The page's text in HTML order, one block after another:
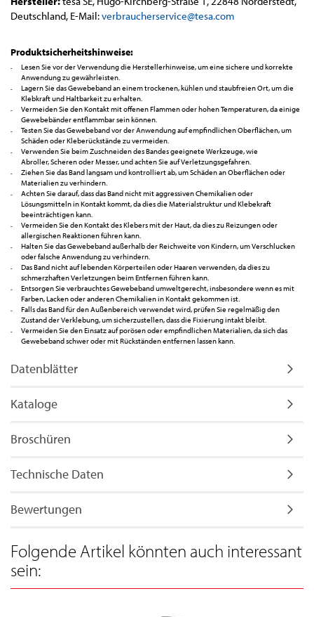
Deutschland, E-Mail:verbraucherservice@tesa.com
Produktsicherheitshinweise:
Lesen Sie vor der Verwendung die Herstellerhinweise, um eine sichere und korrekte
Anwendung zu gewährleisten.
Lagern Sie das Gewebeband an einem trockenen, kühlen und staubfreien Ort, um die
Klebkraft und Haltbarkeit zu erhalten.
Vermeiden Sie den Kontakt mit offenen Flammen oder hohen Temperaturen, da einige
Gewebebänder entflammbar sein können.
Testen Sie das Gewebeband vor der Anwendung auf empfindlichen Oberflächen, um
Schäden oder Kleberückstände zu vermeiden.
Verwenden Sie beim Zuschneiden des Bandes geeignete Werkzeuge, wie
Abroller, Scheren oder Messer, und achten Sie auf Verletzungsgefahren.
Ziehen Sie das Band langsam und kontrolliert ab, um Schäden an Oberflächen oder
Materialien zu verhindern.
Achten Sie darauf, dass das Band nicht mit aggressiven Chemikalien oder
Lösungsmitteln in Kontakt kommt, da dies die Materialstruktur und Klebekraft
beeinträchtigen kann.
Vermeiden Sie den Kontakt des Klebers mit der Haut, da dies zu Reizungen oder
allergischen Reaktionen führen kann.
Halten Sie das Gewebeband außerhalb der Reichweite von Kindern, um Verschlucken
oder falsche Anwendung zu verhindern.
Das Band nicht auf lebenden Körperteilen oder Haaren verwenden, da dies zu
schmerzhaften Verletzungen beim Entfernen führen kann.
Entsorgen Sie verbrauchtes Gewebeband umweltgerecht, insbesondere wenn es mit
Farben, Lacken oder anderen Chemikalien in Kontakt gekommen ist.
Falls das Band für den Außenbereich verwendet wird, prüfen Sie regelmäßig den
Zustand der Verklebung, um sicherzustellen, dass die Fixierung intakt bleibt.
Vermeiden Sie den Einsatz auf porösen oder empfindlichen Materialien, da sich das
Gewebeband schwer oder mit Rückständen entfernen lassen kann.
Datenblätter
Kataloge
Broschüren
Technische Daten
Bewertungen
Folgende Artikel könnten auch interessant
sein: